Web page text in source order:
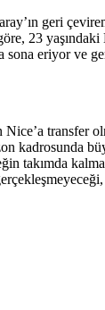
geri
23
sona eriyor ve
transfer
kadrosunda
takımda